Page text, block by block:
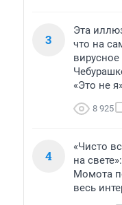
3
Эта
что на
«Это не
8 925
4
«Чисто
на
Момота
весь